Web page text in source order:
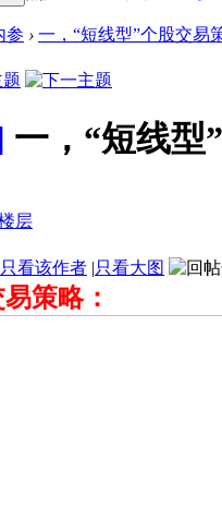
参 › 一，“短线型”个股交易
一，“短线型
只看该作者 |只看大图
策略：